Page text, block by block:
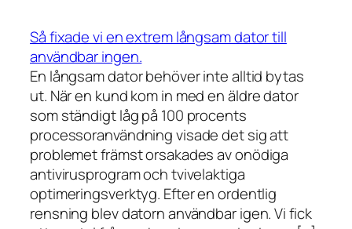
Så fixade vi en extrem långsam dator till
användbar ingen.
En långsam dator behöver inte alltid bytas
ut. När en kund kom in med en äldre dator
som ständigt låg på 100 procents
processoranvändning visade det sig att
problemet främst orsakades av onödiga
antivirusprogram och tvivelaktiga
optimeringsverktyg. Efter en ordentlig
rensning blev datorn användbar igen. Vi fick